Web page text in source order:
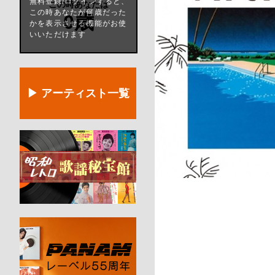
この時あなたは
0歳
この時あなたが何歳だった
かを表示させる機能がお使
いいただけます
▶ アーティスト一覧